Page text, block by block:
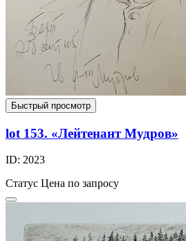
Быстрый просмотр
lot 153. «Лейтенант Мудров»
ID: 2023
Статус Цена по запросу